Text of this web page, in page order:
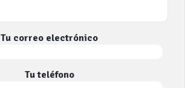
Tu correo electrónico
Tu teléfono